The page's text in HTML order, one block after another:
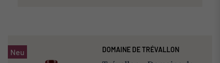
Neu DOMAINE DE TRÉVALLON